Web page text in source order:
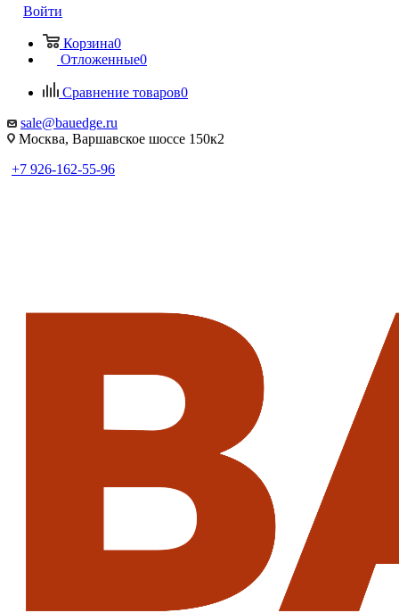
Войти
Корзина0
Отложенные0
Сравнение товаров0
sale@bauedge.ru
Москва, Варшавское шоссе 150к2
+7 926-162-55-96